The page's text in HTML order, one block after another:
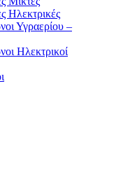
Ηλεκτρικές
Υγραερίου –
Ηλεκτρικοί